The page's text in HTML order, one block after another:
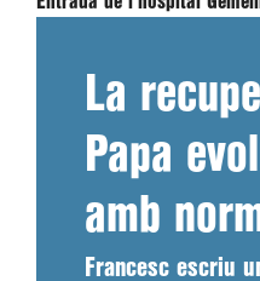
La
Papa
amb
Francesc escriu